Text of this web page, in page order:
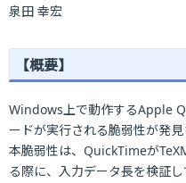
泉田 幸宏
【概要】
Windows上で動作するApple
ードが実行される脆弱性が発見
本脆弱性は、QuickTimeが
る際に、入力データ長を検証